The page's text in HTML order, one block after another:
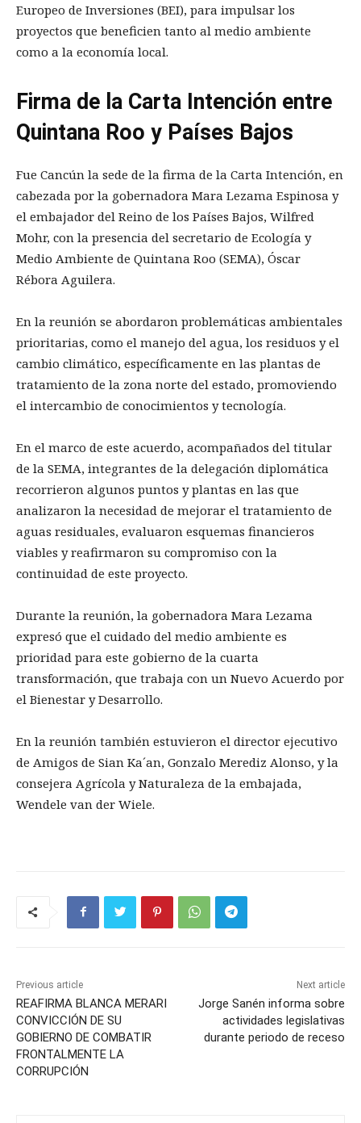
Europeo de Inversiones (BEI), para impulsar los
proyectos que beneficien tanto al medio ambiente
como a la economía local.
Firma de la Carta Intención entre
Quintana Roo y Países Bajos
Fue Cancún la sede de la firma de la Carta Intención, en
cabezada por la gobernadora Mara Lezama Espinosa y
el embajador del Reino de los Países Bajos, Wilfred
Mohr, con la presencia del secretario de Ecología y
Medio Ambiente de Quintana Roo (SEMA), Óscar
Rébora Aguilera.
En la reunión se abordaron problemáticas ambientales
prioritarias, como el manejo del agua, los residuos y el
cambio climático, específicamente en las plantas de
tratamiento de la zona norte del estado, promoviendo
el intercambio de conocimientos y tecnología.
En el marco de este acuerdo, acompañados del titular
de la SEMA, integrantes de la delegación diplomática
recorrieron algunos puntos y plantas en las que
analizaron la necesidad de mejorar el tratamiento de
aguas residuales, evaluaron esquemas financieros
viables y reafirmaron su compromiso con la
continuidad de este proyecto.
Durante la reunión, la gobernadora Mara Lezama
expresó que el cuidado del medio ambiente es
prioridad para este gobierno de la cuarta
transformación, que trabaja con un Nuevo Acuerdo por
el Bienestar y Desarrollo.
En la reunión también estuvieron el director ejecutivo
de Amigos de Sian Ka´an, Gonzalo Merediz Alonso, y la
consejera Agrícola y Naturaleza de la embajada,
Wendele van der Wiele.
Previous article
REAFIRMA BLANCA MERARI
CONVICCIÓN DE SU
GOBIERNO DE COMBATIR
FRONTALMENTE LA
CORRUPCIÓN
Next article
Jorge Sanén informa sobre
actividades legislativas
durante periodo de receso